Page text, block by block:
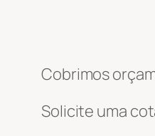
Cobrimos
Solicite uma